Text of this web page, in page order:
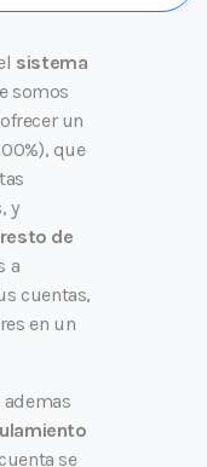
sistema
somos
un
que
y
de
a
cuentas,
en un
ademas
se